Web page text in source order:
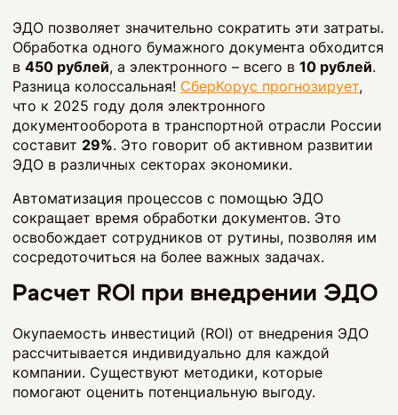
ЭДО позволяет значительно сократить эти затраты.
Обработка одного бумажного документа обходится
в 450 рублей, а электронного – всего в 10 рублей.
Разница колоссальная! СберКорус прогнозирует,
что к 2025 году доля электронного
документооборота в транспортной отрасли России
составит 29%. Это говорит об активном развитии
ЭДО в различных секторах экономики.
Автоматизация процессов с помощью ЭДО
сокращает время обработки документов. Это
освобождает сотрудников от рутины, позволяя им
сосредоточиться на более важных задачах.
Расчет ROI при внедрении ЭДО
Окупаемость инвестиций (ROI) от внедрения ЭДО
рассчитывается индивидуально для каждой
компании. Существуют методики, которые
помогают оценить потенциальную выгоду.